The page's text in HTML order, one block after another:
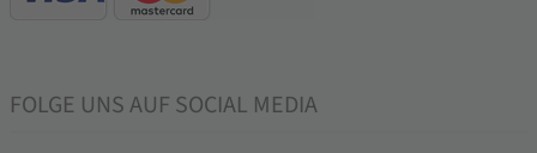
FOLGE UNS AUF SOCIAL MEDIA